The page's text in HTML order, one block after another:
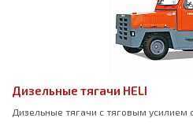
Дизельные тягачи HELI
Дизельные тягачи с тяговым усилием